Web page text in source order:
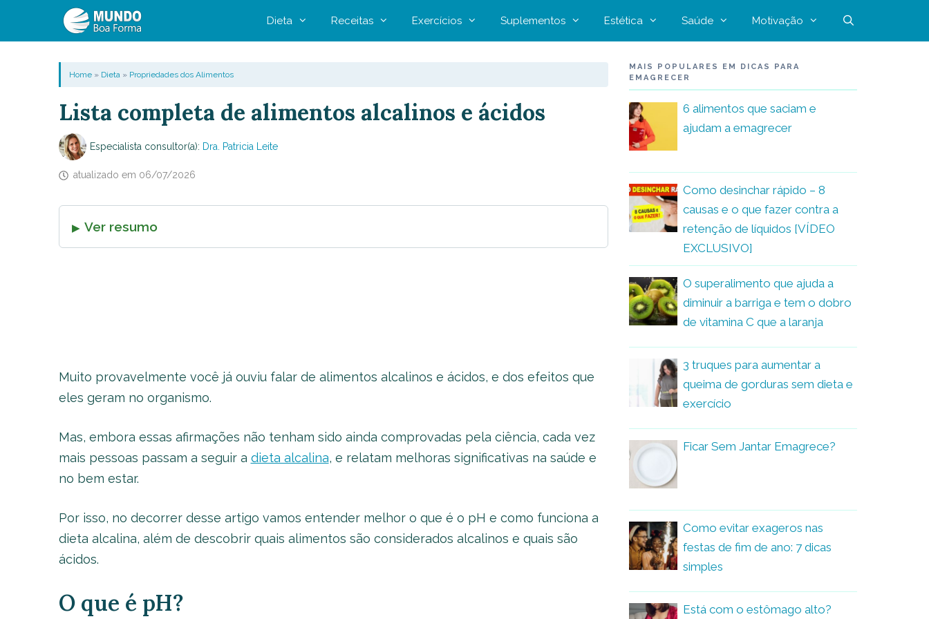
Dieta Receitas Exercícios Suplementos Estética Saúde Motivação
Home» Dieta» Propriedades dos Alimentos
Lista completa de alimentos alcalinos e ácidos
Especialista consultor(a): Dra. Patricia Leite
atualizado em 06/07/2026
Ver resumo
Muito provavelmente você já ouviu falar de alimentos alcalinos e ácidos, e dos efeitos que
eles geram no organismo.
Mas, embora essas afirmações não tenham sido ainda comprovadas pela ciência, cada vez
mais pessoas passam a seguir a dieta alcalina, e relatam melhoras significativas na saúde e
no bem estar.
Por isso, no decorrer desse artigo vamos entender melhor o que é o pH e como funciona a
dieta alcalina, além de descobrir quais alimentos são considerados alcalinos e quais são
ácidos.
O que é pH?
MAIS POPULARES EM DICAS PARA
EMAGRECER
6 alimentos que saciam e
ajudam a emagrecer
Como desinchar rápido – 8
causas e o que fazer contra a
retenção de líquidos [VÍDEO
EXCLUSIVO]
O superalimento que ajuda a
diminuir a barriga e tem o dobro
de vitamina C que a laranja
3 truques para aumentar a
queima de gorduras sem dieta e
exercício
Ficar Sem Jantar Emagrece?
Como evitar exageros nas
festas de fim de ano: 7 dicas
simples
Está com o estômago alto?